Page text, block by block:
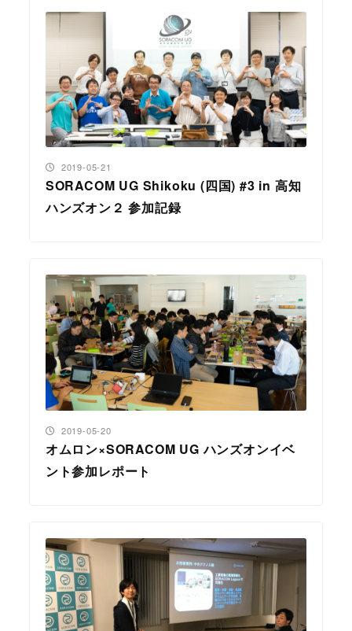
SORACOM UG Shikoku (四国) #3 in 高知
ハンズオン２ 参加記録
投稿日
2019-05-21
オムロン×SORACOM UG ハンズオンイベ
ント参加レポート
投稿日
2019-05-20